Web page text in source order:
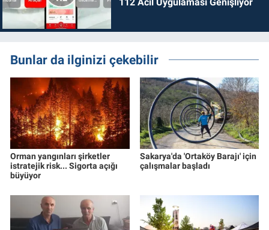
Bunlar da ilginizi çekebilir
Orman yangınları şirketler
istratejik risk... Sigorta açığı
büyüyor
Sakarya'da 'Ortaköy Barajı' için
çalışmalar başladı